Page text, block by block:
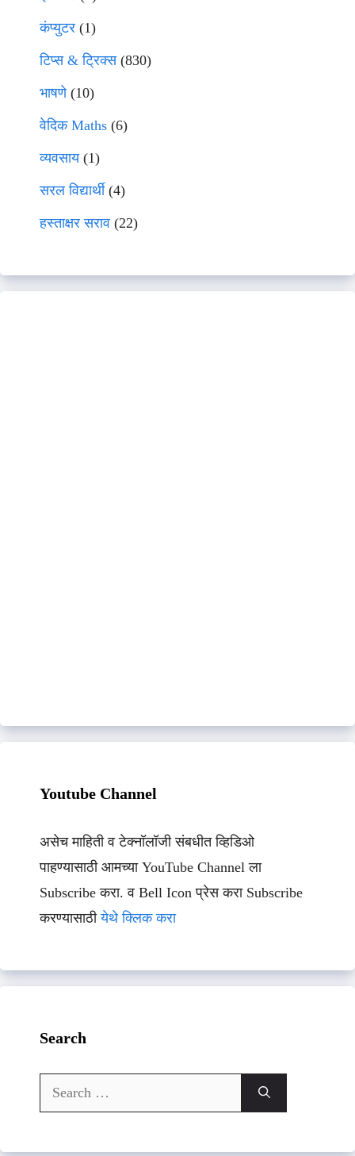
कंप्युटर (1)
टिप्स & ट्रिक्स(830)
भाषणे(10)
वेदिक Maths (6)
व्यवसाय(1)
सरल विद्यार्थी(4)
हस्ताक्षर सराव (22)
Youtube Channel
असेच माहिती व टेक्नॉलॉजी संबधीत व्हिडिओ
पाहण्यासाठी आमच्या YouTube Channel ला
Subscribe करा. व Bell Icon प्रेस करा Subscribe
करण्यासाठीयेथे क्लिक करा
Search
Search
for: